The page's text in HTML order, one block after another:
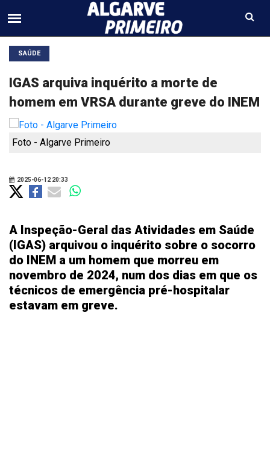
SAÚDE
IGAS arquiva inquérito a morte de
homem em VRSA durante greve do INEM
Foto - Algarve Primeiro
2025-06-12 20:33
A Inspeção-Geral das Atividades em Saúde
(IGAS) arquivou o inquérito sobre o socorro
do INEM a um homem que morreu em
novembro de 2024, num dos dias em que os
técnicos de emergência pré-hospitalar
estavam em greve.